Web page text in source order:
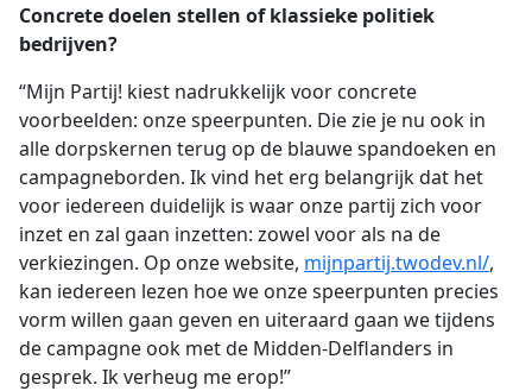
Concrete doelen stellen of klassieke politiek
bedrijven?
“Mijn Partij! kiest nadrukkelijk voor concrete
voorbeelden: onze speerpunten. Die zie je nu ook in
alle dorpskernen terug op de blauwe spandoeken en
campagneborden. Ik vind het erg belangrijk dat het
voor iedereen duidelijk is waar onze partij zich voor
inzet en zal gaan inzetten: zowel voor als na de
verkiezingen. Op onze website, mijnpartij.twodev.nl/,
kan iedereen lezen hoe we onze speerpunten precies
vorm willen gaan geven en uiteraard gaan we tijdens
de campagne ook met de Midden-Delflanders in
gesprek. Ik verheug me erop!”